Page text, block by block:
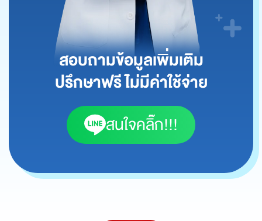
สอบถามข้อมูลเพิ่มเติม
ปรึกษาฟรี ไม่มีค่าใช้จ่าย
สนใจคลิ๊ก!!!